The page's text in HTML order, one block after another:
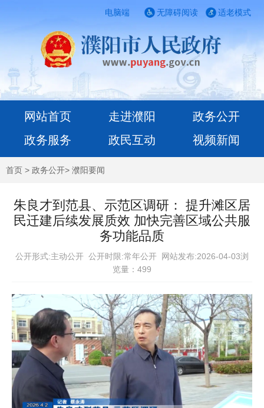
电脑端 适老模式
无障碍阅读
网站首页 走进濮阳
政务公开
政务服务
政民互动 视频新闻
首页 > 政务公开> 濮阳要闻
朱良才到范县、示范区调研： 提升滩区居
民迁建后续发展质效 加快完善区域公共服
务功能品质
公开形式:主动公开 公开时限:常年公开
网站发布:2026-04-03浏
览量： 499